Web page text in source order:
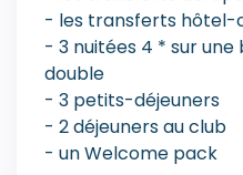
- les transferts hôtel-
- 3 nuitées 4 * sur
double
- 3 petits-déjeuners
- 2 déjeuners au club
- un Welcome pack